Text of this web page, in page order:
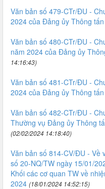
Văn bản số 479-CTr/ĐU -
2024 của Đảng ủy Thông
Văn bản số 480-CTr/ĐU -
năm 2024 của Đảng ủy
14:16:43)
Văn bản số 481-CTr/ĐU -
2024 của Đảng ủy Thông
Văn bản số 482-CTr/ĐU -
Thường vụ Đảng ủy Thông
(02/02/2024 14:18:40)
Văn bản số 814-CV/ĐU - Về
số 20-NQ/TW ngày 15/01/
Khối các cơ quan TW về
2024 (18/01/2024 14:52:15)